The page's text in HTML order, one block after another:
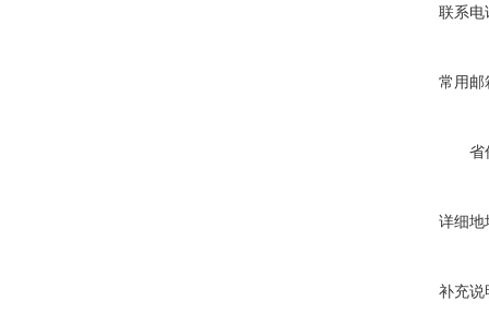
联系电
常用邮
省
详细地
补充说